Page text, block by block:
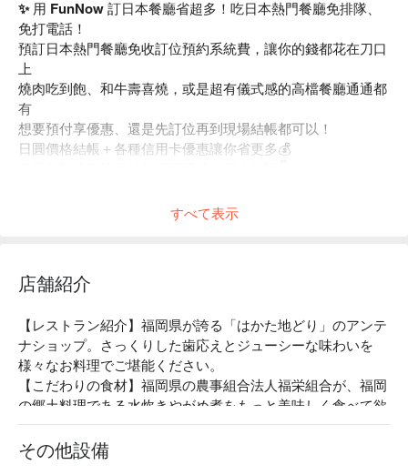
✨ 用 FunNow 訂日本餐廳省超多！吃日本熱門餐廳免排隊、
免打電話！
預訂日本熱門餐廳免收訂位預約系統費，讓你的錢都花在刀口
上
燒肉吃到飽、和牛壽喜燒，或是超有儀式感的高檔餐廳通通都
有
想要預付享優惠、還是先訂位再到現場結帳都可以！
日圓價格結帳＋各種信用卡優惠讓你省更多💰
すべて表示
店舗紹介
【レストラン紹介】福岡県が誇る「はかた地どり」のアンテ
ナショップ。さっくりした歯応えとジューシーな味わいを
様々なお料理でご堪能ください。
【こだわりの食材】福岡県の農事組合法人福栄組合が、福岡
の郷土料理である水炊きやがめ煮をもっと美味しく食べて欲
しいという想いから誕生した「はかた地どり」。地鶏ならで
はの噛みごたえ、噛むほどに増す旨味に加え、肉質がきめ細
やかでサクッとした歯切れのよさが特徴です。
その他設備